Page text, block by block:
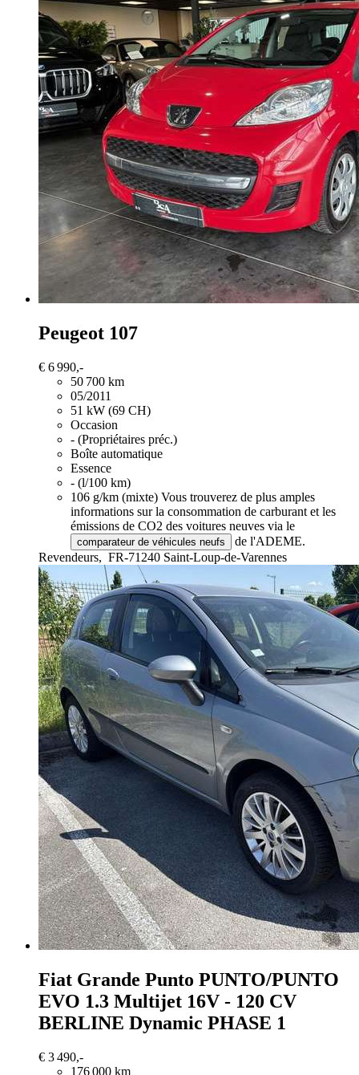
Peugeot 107
€ 6 990,-
50 700 km
05/2011
51 kW (69 CH)
Occasion
- (Propriétaires préc.)
Boîte automatique
Essence
- (l/100 km)
106 g/km (mixte) Vous trouverez de plus amples
informations sur la consommation de carburant et les
émissions de CO2 des voitures neuves via le
comparateur de véhicules neufs
de l'ADEME.
Revendeurs, FR-71240 Saint-Loup-de-Varennes
Fiat Grande Punto PUNTO/PUNTO
EVO 1.3 Multijet 16V - 120 CV
BERLINE Dynamic PHASE 1
€ 3 490,-
176 000 km